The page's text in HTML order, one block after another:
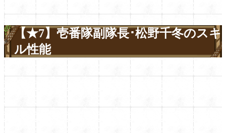
【★7】壱番隊副隊長･松野千冬のスキ
ル性能